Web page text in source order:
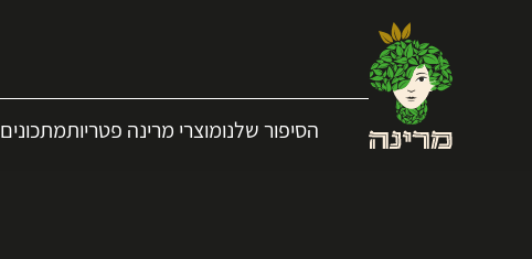
הסיפור שלנומוצרי מרינה פטריותמתכונים